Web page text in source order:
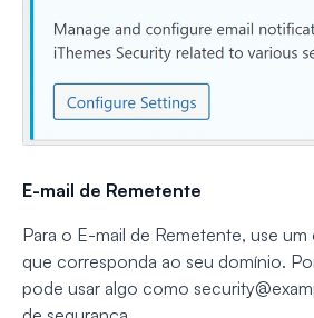
E-mail de Remetente
Para o E-mail de Remetente, use
que corresponda ao seu domínio.
pode usar algo como